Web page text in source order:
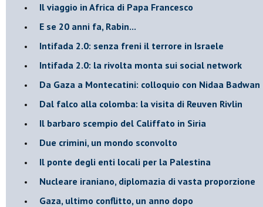
Il viaggio in Africa di Papa Francesco
E se 20 anni fa, Rabin...
Intifada 2.0: senza freni il terrore in Israele
Intifada 2.0: la rivolta monta sui social network
Da Gaza a Montecatini: colloquio con Nidaa Badwan
Dal falco alla colomba: la visita di Reuven Rivlin
Il barbaro scempio del Califfato in Siria
Due crimini, un mondo sconvolto
Il ponte degli enti locali per la Palestina
Nucleare iraniano, diplomazia di vasta proporzione
Gaza, ultimo conflitto, un anno dopo